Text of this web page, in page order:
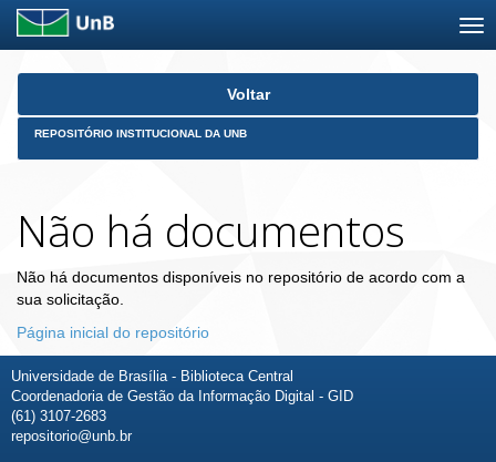
Skip
Voltar
REPOSITÓRIO INSTITUCIONAL DA UNB
Não há documentos
Não há documentos disponíveis no repositório de acordo com a
sua solicitação.
Página inicial do repositório
Universidade de Brasília - Biblioteca Central
Coordenadoria de Gestão da Informação Digital - GID
(61) 3107-2683
repositorio@unb.br